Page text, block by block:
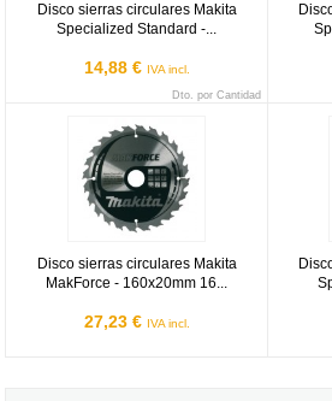
Disco sierras circulares Makita
Specialized Standard -...
14,88 € IVA incl.
Dto. por Cantidad
Disco sierras circulares Makita
MakForce - 160x20mm 16...
27,23 € IVA incl.